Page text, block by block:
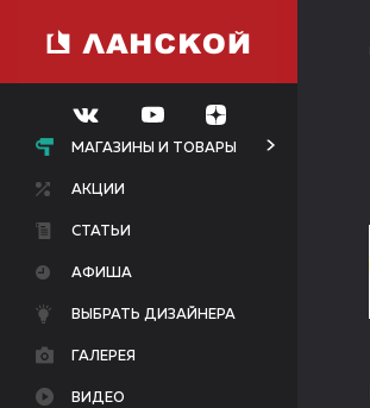
МАГАЗИНЫ И ТОВАРЫ
АКЦИИ
СТАТЬИ
АФИША
ВЫБРАТЬ ДИЗАЙНЕРА
ГАЛЕРЕЯ
ВИДЕО